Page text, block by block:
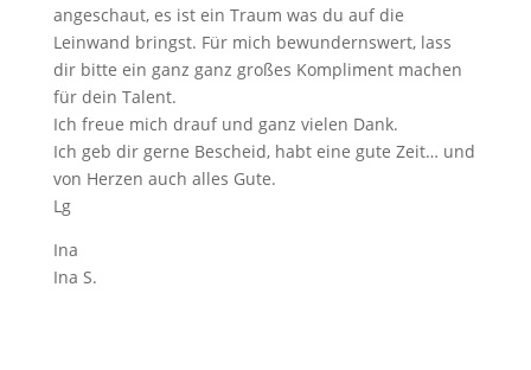
angeschaut, es ist ein Traum was du auf die
Leinwand bringst. Für mich bewundernswert, lass
dir bitte ein ganz ganz großes Kompliment machen
für dein Talent.
Ich freue mich drauf und ganz vielen Dank.
Ich geb dir gerne Bescheid, habt eine gute Zeit… und
von Herzen auch alles Gute.
Lg
Ina
Ina S.